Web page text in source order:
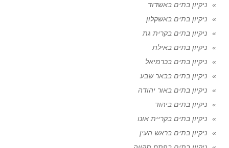
ניקיון בתים באשדוד
ניקיון בתים באשקלון
ניקיון בתים בקרית גת
ניקיון בתים באילת
ניקיון בתים בכרמיאל
ניקיון בתים בבאר שבע
ניקיון בתים באור יהודה
ניקיון בתים ביהוד
ניקיון בתים בקריית אונו
ניקיון בתים בראש העין